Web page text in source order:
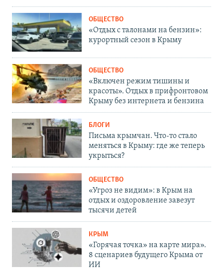
ОБЩЕСТВО
«Отдых с талонами на бензин»:
курортный сезон в Крыму
ОБЩЕСТВО
«Включен режим тишины и
красоты». Отдых в прифронтовом
Крыму без интернета и бензина
БЛОГИ
Письма крымчан. Что-то стало
меняться в Крыму: где же теперь
укрыться?
ОБЩЕСТВО
«Угроз не видим»: в Крым на
отдых и оздоровление завезут
тысячи детей
КРЫМ
«Горячая точка» на карте мира».
8 сценариев будущего Крыма от
ИИ